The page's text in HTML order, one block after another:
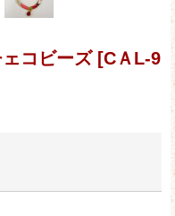
コビーズ [CＡL-9